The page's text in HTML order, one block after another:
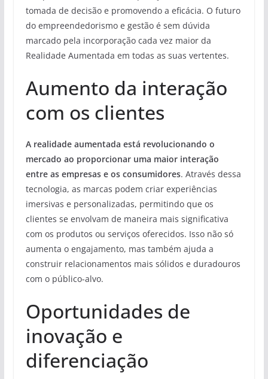
tomada de decisão e promovendo a eficácia. O futuro
do empreendedorismo e gestão é sem dúvida
marcado pela incorporação cada vez maior da
Realidade Aumentada em todas as suas vertentes.
Aumento da interação
com os clientes
A realidade aumentada está revolucionando o
mercado ao proporcionar uma maior interação
entre as empresas e os consumidores. Através dessa
tecnologia, as marcas podem criar experiências
imersivas e personalizadas, permitindo que os
clientes se envolvam de maneira mais significativa
com os produtos ou serviços oferecidos. Isso não só
aumenta o engajamento, mas também ajuda a
construir relacionamentos mais sólidos e duradouros
com o público-alvo.
Oportunidades de
inovação e
diferenciação